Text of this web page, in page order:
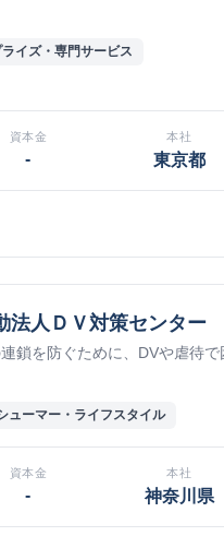
イズ・専門サービス
資本金
-
本社
東京都
法人ＤＶ対策センター
鎖を防ぐために、DVや虐待で
ューマー・ライフスタイル
資本金
-
本社
神奈川県